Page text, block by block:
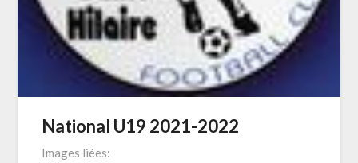
National U19 2021-2022
Images liées: